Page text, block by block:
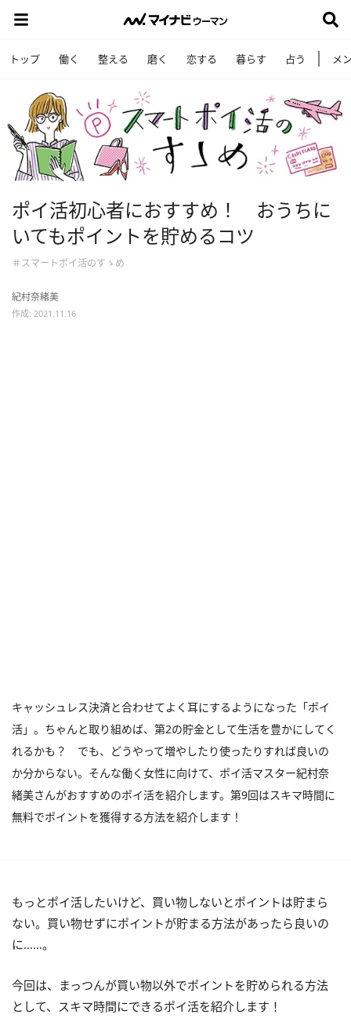
トップ 働く 整える 磨く 恋する 暮らす 占う メ
ポイ活初心者におすすめ！ おうちに
いてもポイントを貯めるコツ
＃スマートポイ活のすゝめ
紀村奈緒美
作成: 2021.11.16
キャッシュレス決済と合わせてよく耳にするようになった「ポイ
活」。ちゃんと取り組めば、第2の貯金として生活を豊かにしてく
れるかも？ でも、どうやって増やしたり使ったりすれば良いの
か分からない。そんな働く女性に向けて、ポイ活マスター紀村奈
緒美さんがおすすめのポイ活を紹介します。第9回はスキマ時間に
無料でポイントを獲得する方法を紹介します！
もっとポイ活したいけど、買い物しないとポイントは貯まら
ない。買い物せずにポイントが貯まる方法があったら良いの
に……。
今回は、まっつんが買い物以外でポイントを貯められる方法
として、スキマ時間にできるポイ活を紹介します！